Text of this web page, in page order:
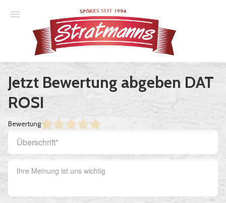
Essener Ehrendoktor
Unsere Komödien
Gastspiele
Gutscheine
Jetzt Bewertung abgeben DAT
ROSI
Bewertung